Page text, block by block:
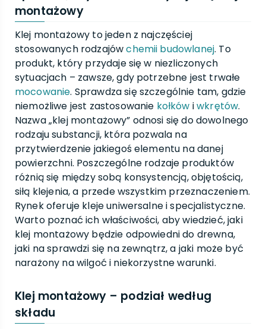
montażowy
Klej montażowy to jeden z najczęściej
stosowanych rodzajówchemii budowlanej. To
produkt, który przydaje się w niezliczonych
sytuacjach – zawsze, gdy potrzebne jest trwałe
mocowanie. Sprawdza się szczególnie tam, gdzie
niemożliwe jest zastosowanie kołków iwkrętów.
Nazwa „klej montażowy” odnosi się do dowolnego
rodzaju substancji, która pozwala na
przytwierdzenie jakiegoś elementu na danej
powierzchni. Poszczególne rodzaje produktów
różnią się między sobą konsystencją, objętością,
siłą klejenia, a przede wszystkim przeznaczeniem.
Rynek oferuje kleje uniwersalne i specjalistyczne.
Warto poznać ich właściwości, aby wiedzieć, jaki
klej montażowy będzie odpowiedni do drewna,
jaki na sprawdzi się na zewnątrz, a jaki może być
narażony na wilgoć i niekorzystne warunki.
Klej montażowy – podział według
składu